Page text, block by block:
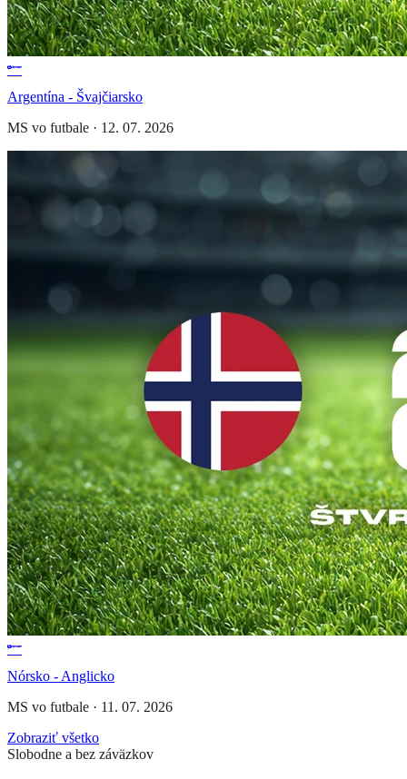
Argentína - Švajčiarsko
MS vo futbale · 12. 07. 2026
Nórsko - Anglicko
MS vo futbale · 11. 07. 2026
Zobraziť všetko
Slobodne a bez záväzkov